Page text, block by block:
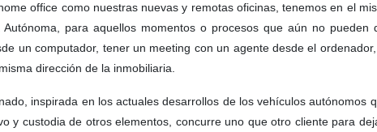
office como nuestras nuevas y remotas oficinas, tenemos en el
para aquellos momentos o procesos que aún no
un computador, tener un meeting con un agente desde el
dirección de la inmobiliaria.
inspirada en los actuales desarrollos de los vehículos autónomos
y custodia de otros elementos, concurre uno que otro cliente para